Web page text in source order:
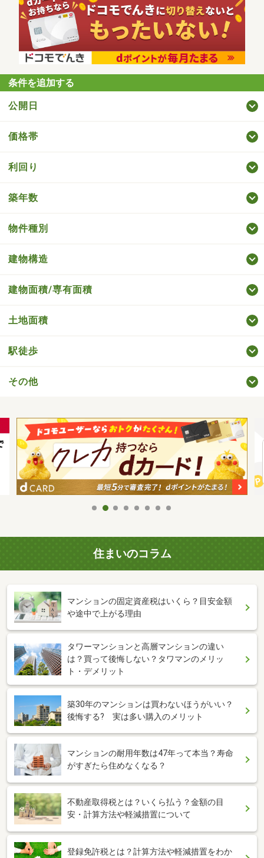
条件を追加する
公開日
価格帯
利回り
築年数
物件種別
建物構造
建物面積/専有面積
土地面積
駅徒歩
その他
住まいのコラム
マンションの固定資産税はいくら？目安金額
や途中で上がる理由
タワーマンションと高層マンションの違い
は？買って後悔しない？タワマンのメリッ
ト・デメリット
築30年のマンションは買わないほうがいい？
後悔する? 実は多い購入のメリット
マンションの耐用年数は47年って本当？寿命
がすぎたら住めなくなる？
不動産取得税とは？いくら払う？金額の目
安・計算方法や軽減措置について
登録免許税とは？計算方法や軽減措置をわか